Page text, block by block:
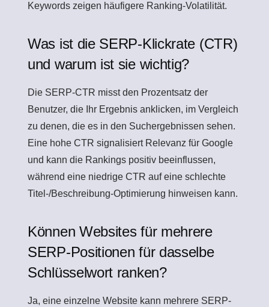
Keywords zeigen häufigere Ranking-Volatilität.
Was ist die SERP-Klickrate (CTR)
und warum ist sie wichtig?
Die SERP-CTR misst den Prozentsatz der
Benutzer, die Ihr Ergebnis anklicken, im Vergleich
zu denen, die es in den Suchergebnissen sehen.
Eine hohe CTR signalisiert Relevanz für Google
und kann die Rankings positiv beeinflussen,
während eine niedrige CTR auf eine schlechte
Titel-/Beschreibung-Optimierung hinweisen kann.
Können Websites für mehrere
SERP-Positionen für dasselbe
Schlüsselwort ranken?
Ja, eine einzelne Website kann mehrere SERP-